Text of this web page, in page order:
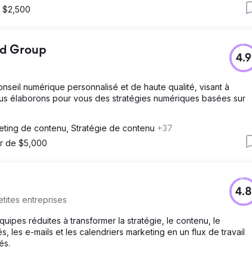
$2,500
Group
4.9
numérique personnalisé et de haute qualité, visant à
élaborons pour vous des stratégies numériques basées sur
de contenu, Stratégie de contenu +37
de $5,000
entreprises
4.8
réduites à transformer la stratégie, le contenu, le
les e-mails et les calendriers marketing en un flux de travail